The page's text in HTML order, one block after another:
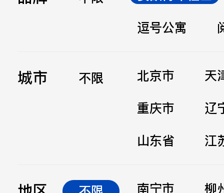
逗号公寓
城市 不限 北京市
天
重庆市
辽
山东省
江
南宁市
柳
立即提交